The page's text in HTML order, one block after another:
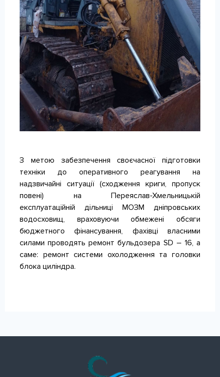
КОНТАКТИ
З метою забезпечення своєчасної підготовки
техніки до оперативного реагування на
надзвичайні ситуації (сходження криги, пропуск
повені) на Переяслав-Хмельницькій
експлуатаційній дільниці МОЗМ дніпровських
водосховищ, враховуючи обмежені обсяги
бюджетного фінансування, фахівці власними
силами проводять ремонт бульдозера SD – 16, а
саме: ремонт системи охолодження та головки
блока циліндра.